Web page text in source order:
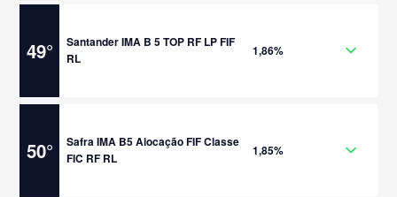
49°
Santander IMA B 5 TOP RF LP FIF
RL
1,86%
50°
Safra IMA B5 Alocação FIF Classe
FIC RF RL
1,85%